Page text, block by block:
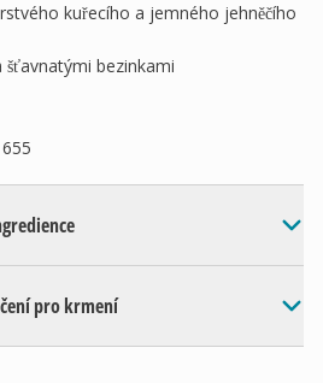
kuřecího a jemného jehněčího
bezinkami
pro krmení